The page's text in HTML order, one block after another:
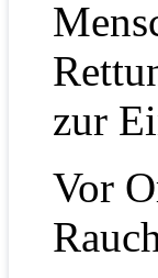
zur
Vor